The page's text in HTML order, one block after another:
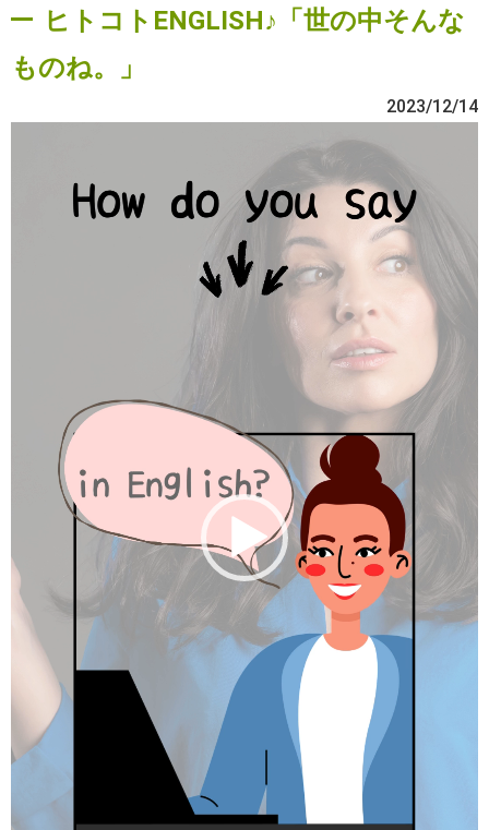
ヒトコトENGLISH♪「世の中そんな
ものね。」
2023/12/14